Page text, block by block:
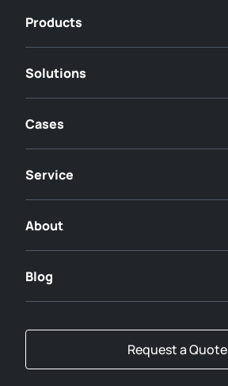
Products
Solutions
Cases
Service
About
Blog
Request a Quote